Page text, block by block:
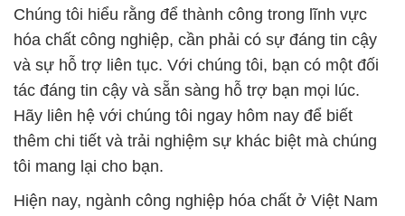
Chúng tôi hiểu rằng để thành công trong lĩnh vực
hóa chất công nghiệp, cần phải có sự đáng tin cậy
và sự hỗ trợ liên tục. Với chúng tôi, bạn có một đối
tác đáng tin cậy và sẵn sàng hỗ trợ bạn mọi lúc.
Hãy liên hệ với chúng tôi ngay hôm nay để biết
thêm chi tiết và trải nghiệm sự khác biệt mà chúng
tôi mang lại cho bạn.
Hiện nay, ngành công nghiệp hóa chất ở Việt Nam